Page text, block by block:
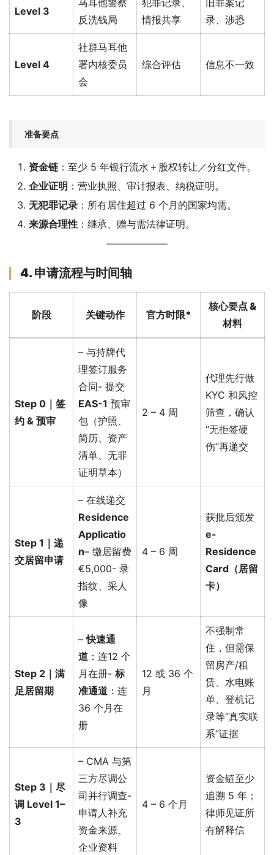
Level 3
反洗钱局
情报共享
录、涉恐
Level 4
社群马耳他
署内核委员
会
综合评估 信息不一致
准备要点
资金链 ：至少 5 年银行流水＋股权转让／分红文件。
企业证明 ：营业执照、审计报表、纳税证明。
无犯罪记录 ：所有居住超过 6 个月的国家均需。
来源合理性 ：继承、赠与需法律证明。
4. 申请流程与时间轴
阶段 关键动作 官方时限*
核心要点 &
材料
Step 0｜签
约 & 预审
– 与持牌代
理签订服务
合同- 提交
EAS-1 预审
包（护照、
简历、资产
清单、无罪
证明草本）
2 – 4 周
代理先行做
KYC 和风控
筛查，确认
“无拒签硬
伤”再递交
Step 1｜递
交居留申请
– 在线递交
Residence
Applicatio
n– 缴居留费
€5,000- 录
指纹、采人
像
4 – 6 周
获批后颁发
e-
Residence
Card（居留
卡）
Step 2｜满
足居留期
–快速通
道 ：连12 个
月在册- 标
准通道 ：连
36 个月在
册
12 或 36 个
月
不强制常
住，但需保
留房产/租
赁、水电账
单、登机记
录等“真实联
系”证据
Step 3｜尽
调 Level 1–
3
– CMA 与第
三方尽调公
司并行调查-
申请人补充
资金来源、
企业资料
4 – 6 个月
资金链至少
追溯 5 年；
律师见证所
有解释信